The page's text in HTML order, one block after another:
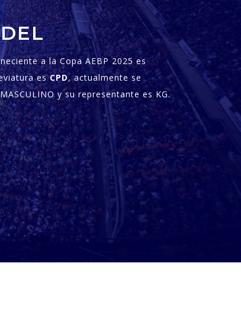
a la Copa AEBP 2025 es
esCPD, actualmente se
y su representante es KG.